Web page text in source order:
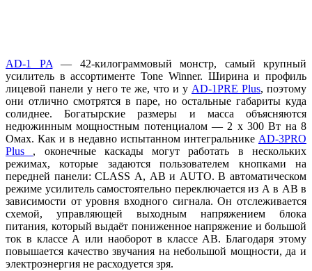
AD-1 PA — 42-килограммовый монстр, самый крупный
усилитель в ассортименте Tone Winner. Ширина и профиль
лицевой панели у него те же, что и у AD-1PRE Plus, поэтому
они отлично смотрятся в паре, но остальные габариты куда
солиднее. Богатырские размеры и масса объясняются
недюжинным мощностным потенциалом — 2 х 300 Вт на 8
Омах. Как и в недавно испытанном интегральнике AD-3PRO
Plus , оконечные каскады могут работать в нескольких
режимах, которые задаются пользователем кнопками на
передней панели: CLASS А, AB и AUTO. В автоматическом
режиме усилитель самостоятельно переключается из А в АВ в
зависимости от уровня входного сигнала. Он отслеживается
схемой, управляющей выходным напряжением блока
питания, который выдаёт пониженное напряжение и большой
ток в классе А или наоборот в классе АВ. Благодаря этому
повышается качество звучания на небольшой мощности, да и
электроэнергия не расходуется зря.